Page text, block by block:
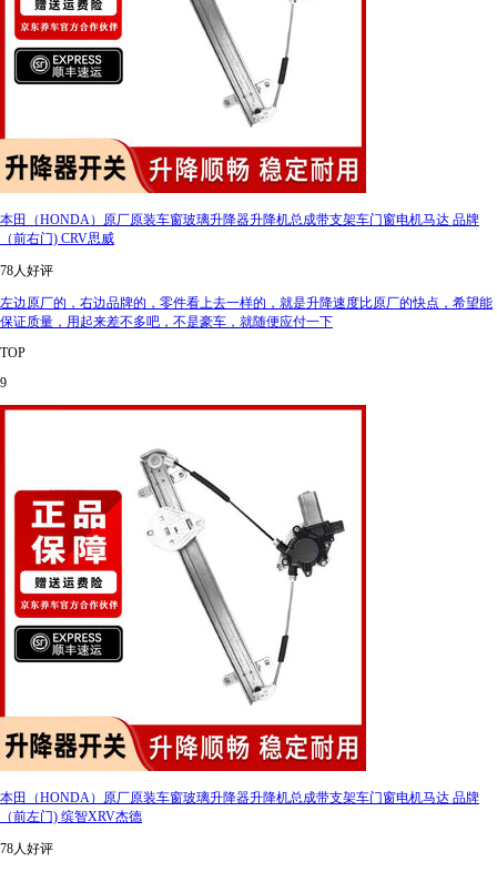
本田（HONDA）原厂原装车窗玻璃升降器升降机总成带支架车门窗电机马达 品牌
（前右门) CRV思威
78人好评
左边原厂的，右边品牌的，零件看上去一样的，就是升降速度比原厂的快点，希望能
保证质量，用起来差不多吧，不是豪车，就随便应付一下
TOP
9
本田（HONDA）原厂原装车窗玻璃升降器升降机总成带支架车门窗电机马达 品牌
（前左门) 缤智XRV杰德
78人好评